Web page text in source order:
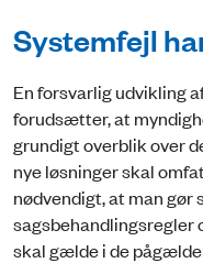
Systemfejl
En forsvarlig udvikling
forudsætter, at
grundigt overblik over
nye løsninger skal
nødvendigt, at man gør
sagsbehandlingsregler
skal gælde i de